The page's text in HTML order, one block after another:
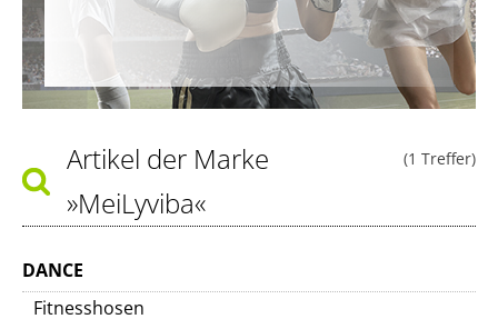
(1 Treffer)
Artikel der Marke
»MeiLyviba«
DANCE
Fitnesshosen